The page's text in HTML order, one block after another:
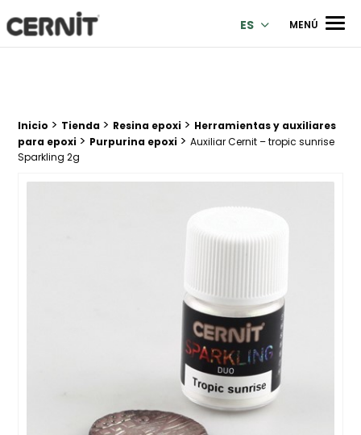
Cernit Une qualité haut de gamme pour des créations
ES MENÚ
Breadcrumb trail:
Inicio > Tienda > Resina epoxi > Herramientas y auxiliares
para epoxi > Purpurina epoxi > Auxiliar Cernit – tropic sunrise
Sparkling 2g